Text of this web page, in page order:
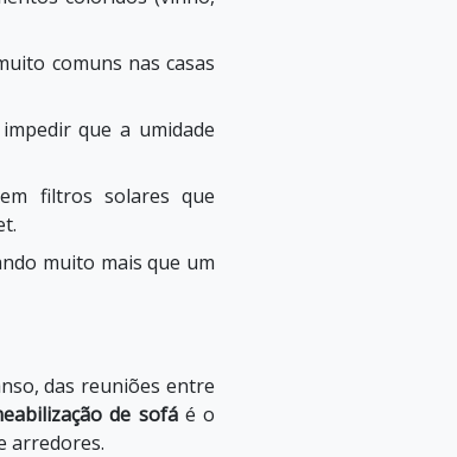
comuns nas casas
que a umidade
filtros solares que
muito mais que um
das reuniões entre
de sofáé o
arredores.